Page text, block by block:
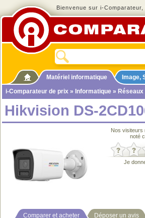
Bienvenue sur i-
Matériel informatique Image,
i-Comparateur de prix » Informatique » Réseaux
Hikvision DS-
Nos visiteurs
noté
Je
Comparer et acheter Déposer un avis